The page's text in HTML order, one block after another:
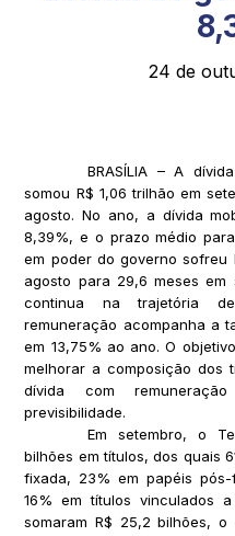
24 de
BRASÍLIA – A
somou R$ 1,06 trilhão em
agosto. No ano, a dívida
8,39%, e o prazo médio
em poder do governo sofreu
agosto para 29,6 meses
continua na trajetória
remuneração acompanha a
em 13,75% ao ano. O
melhorar a composição dos
dívida com
previsibilidade.
Em setembro, o
bilhões em títulos, dos quais
fixada, 23% em papéis
16% em títulos vinculados
somaram R$ 25,2 bilhões,